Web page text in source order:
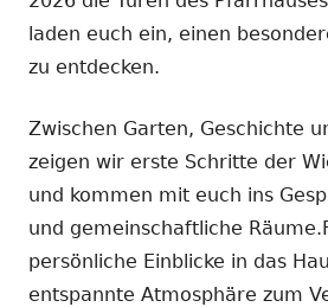
laden euch ein, einen
zu entdecken.
Zwischen Garten, Geschichte
zeigen wir erste Schritte der
und kommen mit euch ins
und gemeinschaftliche
persönliche Einblicke in das
entspannte Atmosphäre zum